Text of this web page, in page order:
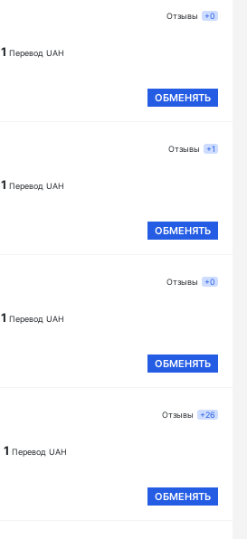
1 Перевод UAH
ОБМЕНЯТЬ
Отзывы +0
1 Перевод UAH
ОБМЕНЯТЬ
Отзывы +1
1 Перевод UAH
ОБМЕНЯТЬ
Отзывы +0
1 Перевод UAH
ОБМЕНЯТЬ
Отзывы +26